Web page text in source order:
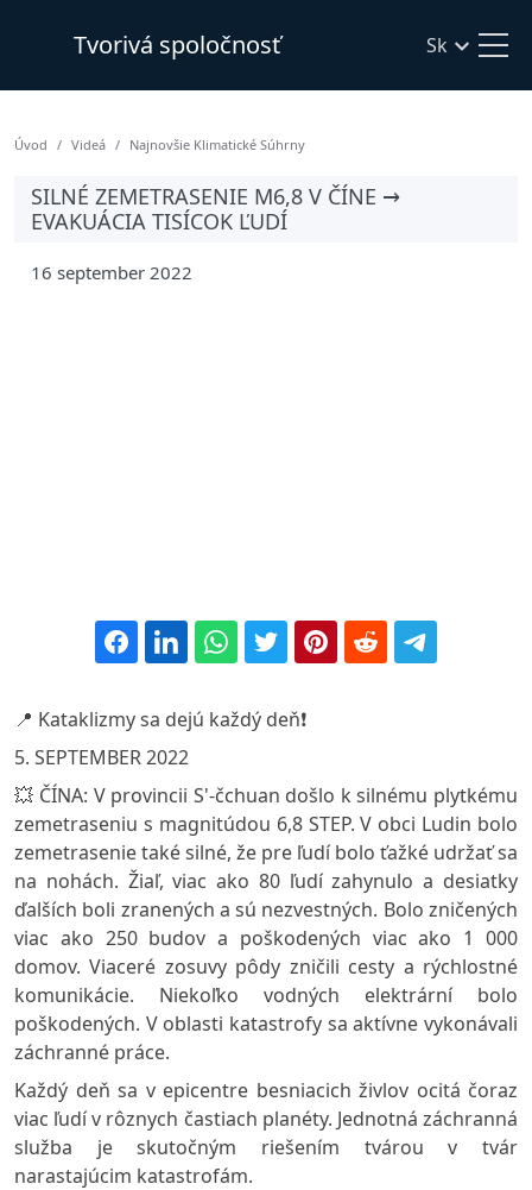
Tvorivá spoločnosť Sk
Úvod Videá Najnovšie Klimatické Súhrny
SILNÉ ZEMETRASENIE M6,8 V ČÍNE →
EVAKUÁCIA TISÍCOK ĽUDÍ
16 september 2022
📍 Kataklizmy sa dejú každý deň❗️
5. SEPTEMBER 2022
💥 ČÍNA: V provincii S'-čchuan došlo k silnému plytkému
zemetraseniu s magnitúdou 6,8 STEP. V obci Ludin bolo
zemetrasenie také silné, že pre ľudí bolo ťažké udržať sa
na nohách. Žiaľ, viac ako 80 ľudí zahynulo a desiatky
ďalších boli zranených a sú nezvestných. Bolo zničených
viac ako 250 budov a poškodených viac ako 1 000
domov. Viaceré zosuvy pôdy zničili cesty a rýchlostné
komunikácie. Niekoľko vodných elektrární bolo
poškodených. V oblasti katastrofy sa aktívne vykonávali
záchranné práce.
Každý deň sa v epicentre besniacich živlov ocitá čoraz
viac ľudí v rôznych častiach planéty. Jednotná záchranná
služba je skutočným riešením tvárou v tvár
narastajúcim katastrofám.